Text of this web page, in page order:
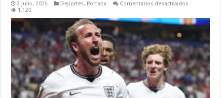
2 julio, 2026 Deportes, Portada Comentarios desactivados
Bélgica
confirman
su
presencia
en
octavos
1,120